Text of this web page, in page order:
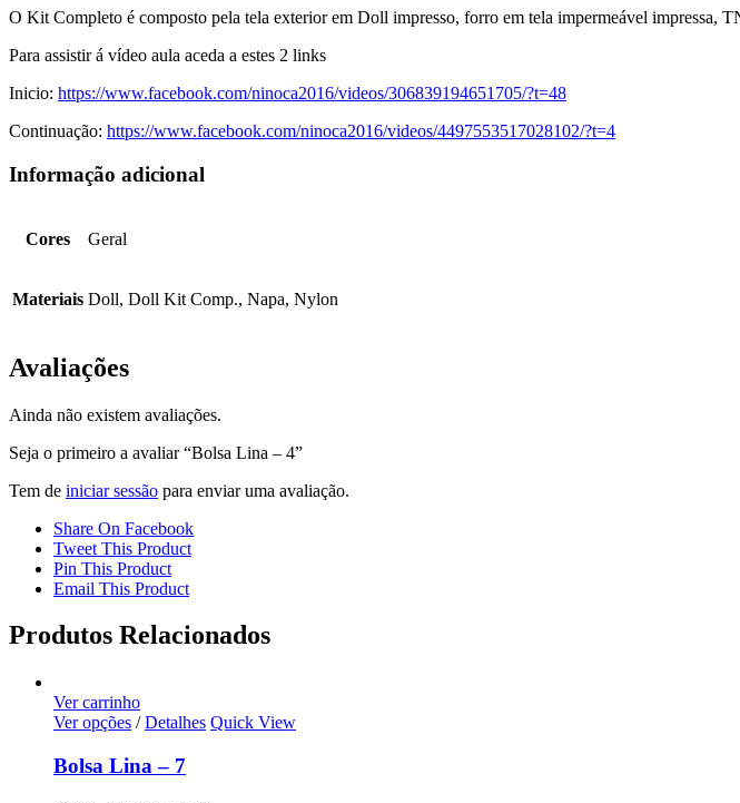
O Kit Completo é composto pela tela exterior em Doll impresso, forro em tela impermeável impressa,
Para assistir á vídeo aula aceda a estes 2 links
Inicio: https://www.facebook.com/ninoca2016/videos/306839194651705/?t=48
Continuação: https://www.facebook.com/ninoca2016/videos/4497553517028102/?t=4
Informação adicional
Cores Geral
Materiais Doll, Doll Kit Comp., Napa, Nylon
Avaliações
Ainda não existem avaliações.
Seja o primeiro a avaliar “Bolsa Lina – 4”
Tem de iniciar sessão para enviar uma avaliação.
Share On Facebook
Tweet This Product
Pin This Product
Email This Product
Produtos Relacionados
Ver carrinho
Ver opções / Detalhes Quick View
Bolsa Lina – 7